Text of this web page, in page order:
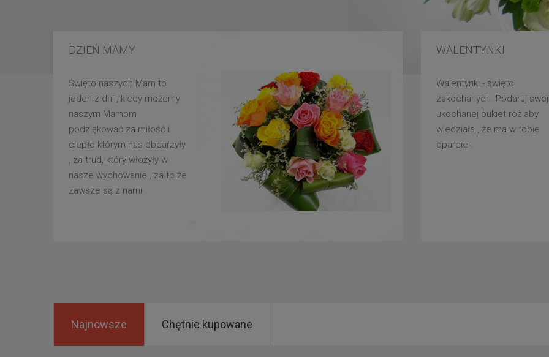
DZIEŃ MAMY
Święto naszych Mam to
jeden z dni , kiedy możemy
naszym Mamom
podziękować za miłość i
ciepło którym nas obdarzyły
, za trud, który włożyły w
nasze wychowanie , za to że
zawsze są z nami .
WALENTYNKI
Walentynki - święto
zakochanych. Podaruj
ukochanej bukiet róż aby
wiedziała , że ma w tobie
oparcie .
Najnowsze Chętnie kupowane